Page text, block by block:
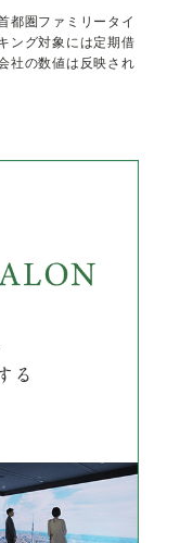
都圏ファミリータイ
ング対象には定期借
社の数値は反映され